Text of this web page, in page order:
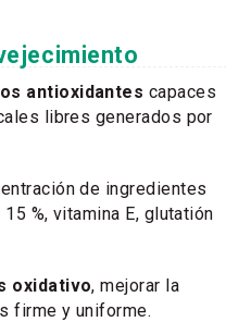
antioxidantes capaces
libres generados por
de ingredientes
%, vitamina E, glutatión
oxidativo, mejorar la
firme y uniforme.